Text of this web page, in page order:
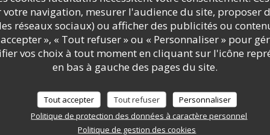
votre navigation, mesurer l'audience du site, proposer
réseaux sociaux) ou afficher des publicités ou
», « Tout refuser » ou « Personnaliser » pour
vos choix à tout moment en cliquant sur l'icône
en bas à gauche des pages du site.
Tout accepter Tout refuser
Personnaliser
Politique de protection des données à caractère personnel
Politique de gestion des cookies
consommateur peut user de son droit à s'inscrire sur la liste d'opposition au